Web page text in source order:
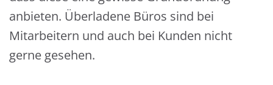
anbieten. Überladene Büros sind bei
Mitarbeitern und auch bei Kunden nicht
gerne gesehen.